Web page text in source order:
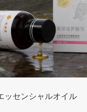
ッセンシャルオイル